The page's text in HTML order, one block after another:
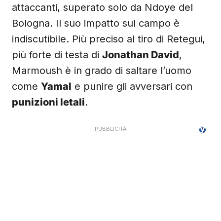
attaccanti, superato solo da Ndoye del
Bologna. Il suo impatto sul campo è
indiscutibile. Più preciso al tiro di Retegui,
più forte di testa di Jonathan David,
Marmoush è in grado di saltare l’uomo
come Yamal e punire gli avversari con
punizioni letali.